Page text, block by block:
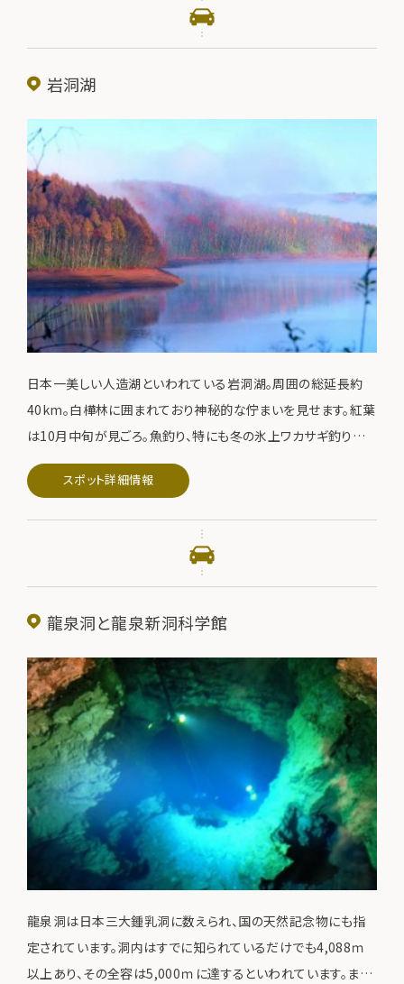
岩洞湖
日本一美しい人造湖といわれている岩洞湖。周囲の総延長約
40km。白樺林に囲まれており神秘的な佇まいを見せます。紅葉
は10月中旬が見ごろ。魚釣り、特にも冬の氷上ワカサギ釣りが
有名です。
スポット詳細情報
龍泉洞と龍泉新洞科学館
龍泉洞は日本三大鍾乳洞に数えられ、国の天然記念物にも指
定されています。洞内はすでに知られているだけでも4,088ｍ
以上あり、その全容は5,000ｍに達するといわれています。ま